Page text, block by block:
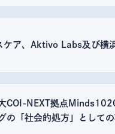
ケア、Aktivo Labs及び横
COI-NEXT拠点
の「社会的処方」として